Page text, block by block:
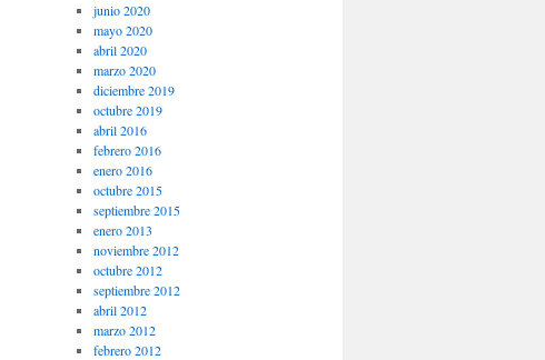
junio 2020
mayo 2020
abril 2020
marzo 2020
diciembre 2019
octubre 2019
abril 2016
febrero 2016
enero 2016
octubre 2015
septiembre 2015
enero 2013
noviembre 2012
octubre 2012
septiembre 2012
abril 2012
marzo 2012
febrero 2012